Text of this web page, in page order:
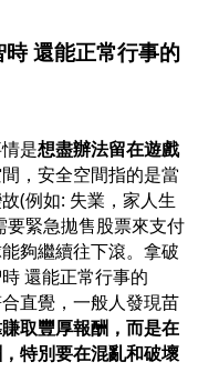
時 還能正常行事的
是想盡辦法留在遊戲
，安全空間指的是當
(例如: 失業，家人生
緊急拋售股票來支付
夠繼續往下滾。拿破
還能正常行事的
直覺，一般人發現苗
取豐厚報酬，而是在
特別要在混亂和破壞